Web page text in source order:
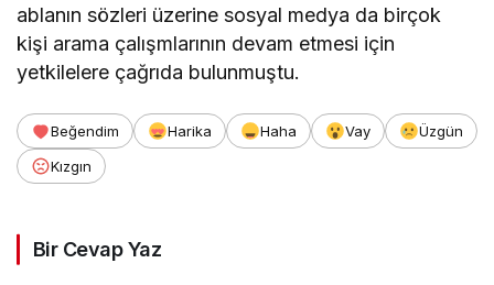
ablanın sözleri üzerine sosyal medya da birçok
kişi arama çalışmlarının devam etmesi için
yetkilelere çağrıda bulunmuştu.
Beğendim Harika Haha Vay
Üzgün
Kızgın
Bir Cevap Yaz